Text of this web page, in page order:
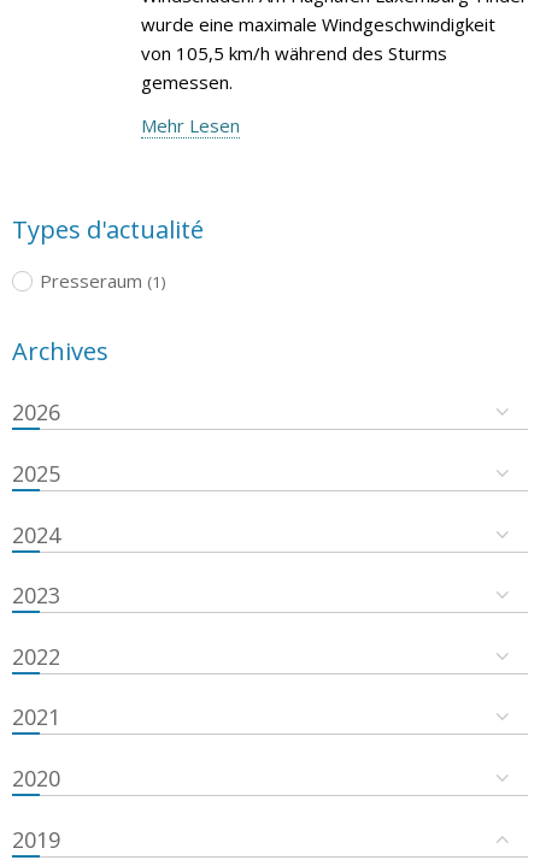
wurde eine maximale Windgeschwindigkeit
von 105,5 km/h während des Sturms
gemessen.
Mehr Lesen
Types d'actualité
Presseraum (1)
Archives
2026
2025
2024
2023
2022
2021
2020
2019